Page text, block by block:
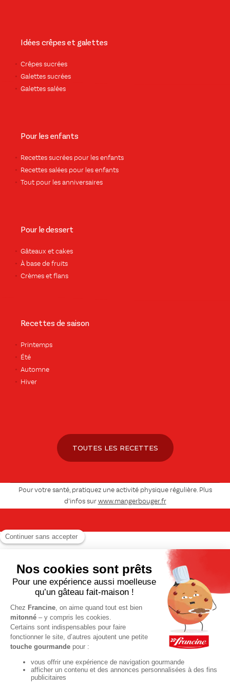
Idées crêpes et galettes
Crêpes sucrées
Galettes sucrées
Galettes salées
Pour les enfants
Recettes sucrées pour les enfants
Recettes salées pour les enfants
Tout pour les anniversaires
Pour le dessert
Gâteaux et cakes
À base de fruits
Crèmes et flans
Recettes de saison
Printemps
Été
Automne
Hiver
TOUTES LES RECETTES
Pour votre santé, pratiquez une activité physique régulière. Plus
d’infos sur www.mangerbouger.fr